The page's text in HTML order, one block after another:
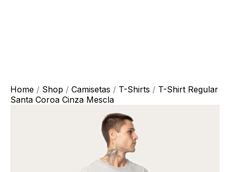
Home / Shop / Camisetas / T-Shirts / T-Shirt Regular
Santa Coroa Cinza Mescla